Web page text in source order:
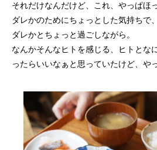
それだけなんだけど、これ、やっぱほ
ダレかのためにちょっとした気持ちで
ダレかとちょっと過ごしながら。
なんかそんなヒトを感じる、ヒトとな
ったらいいなぁと思っていたけど、や